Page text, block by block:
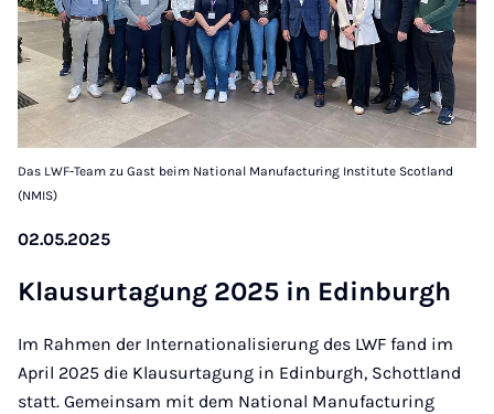
Das LWF-Team zu Gast beim National Manufacturing Institute Scotland
(NMIS)
02.05.2025
Klau­sur­ta­gung 2025 in Edin­bur­gh
Im Rahmen der Internationalisierung des LWF fand im
April 2025 die Klausurtagung in Edinburgh, Schottland
statt. Gemeinsam mit dem National Manufacturing